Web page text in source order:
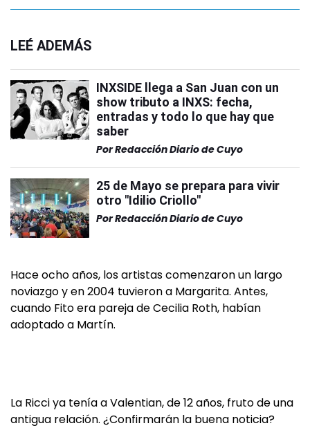
LEÉ ADEMÁS
INXSIDE llega a San Juan con un
show tributo a INXS: fecha,
entradas y todo lo que hay que
saber
PorRedacción Diario de Cuyo
25 de Mayo se prepara para vivir
otro "Idilio Criollo"
PorRedacción Diario de Cuyo
Hace ocho años, los artistas comenzaron un largo
noviazgo y en 2004 tuvieron a Margarita. Antes,
cuando Fito era pareja de Cecilia Roth, habían
adoptado a Martín.
La Ricci ya tenía a Valentian, de 12 años, fruto de una
antigua relación. ¿Confirmarán la buena noticia?